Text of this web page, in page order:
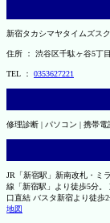
新宿タカシマヤタイムズス
住所 ： 渋谷区千駄ヶ谷5丁
TEL ： 0353627221
修理診断 | パソコン | 携帯電
JR「新宿駅」新南改札・ミ
線「新宿駅」より徒歩5分
口直結 バスタ新宿より徒歩2
地図